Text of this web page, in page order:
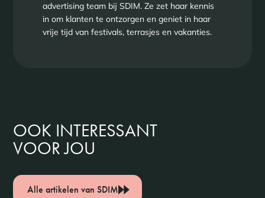
advertising team bij SDIM. Ze zet haar kennis
in om klanten te ontzorgen en geniet in haar
vrije tijd van festivals, terrasjes en vakanties.
OOK INTERESSANT
VOOR JOU
Alle artikelen van SDIM